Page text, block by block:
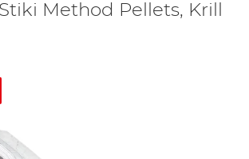
Method Pellets, Krill